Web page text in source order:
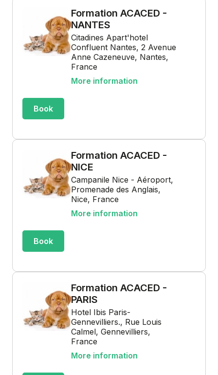
Formation ACACED -
NANTES
Citadines Apart'hotel
Confluent Nantes, 2 Avenue
Anne Cazeneuve, Nantes,
France
More information
Book
Formation ACACED -
NICE
Campanile Nice - Aéroport,
Promenade des Anglais,
Nice, France
More information
Book
Formation ACACED -
PARIS
Hotel Ibis Paris-
Gennevilliers., Rue Louis
Calmel, Gennevilliers,
France
More information